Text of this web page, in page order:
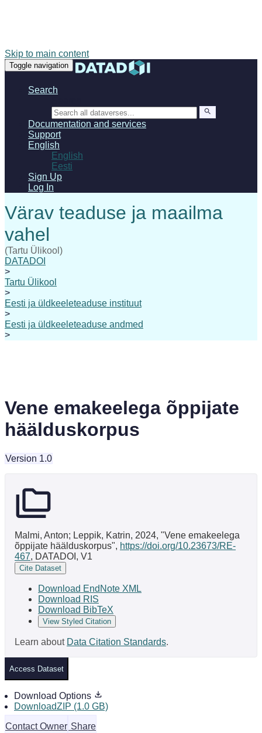
Skip to main content
Toggle navigation
Search
Documentation and services
Support
English
English
Eesti
Sign Up
Log In
(Tartu Ülikool)
DATADOI
>
Tartu Ülikool
>
Eesti ja üldkeeleteaduse instituut
>
Eesti ja üldkeeleteaduse andmed
>
Vene emakeelega õppijate
häälduskorpus
Version 1.0
Malmi, Anton; Leppik, Katrin, 2024, "Vene emakeelega
õppijate häälduskorpus", https://doi.org/10.23673/RE-
467, DATADOI, V1
Cite Dataset
Download EndNote XML
Download RIS
Download BibTeX
View Styled Citation
Learn about Data Citation Standards.
Access Dataset
Download Options
DownloadZIP (1.0 GB)
Contact Owner Share